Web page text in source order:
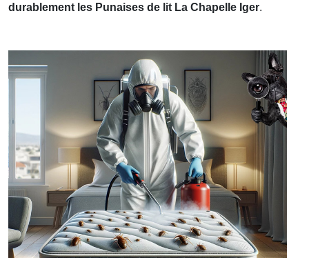
durablement les Punaises de lit La Chapelle Iger.